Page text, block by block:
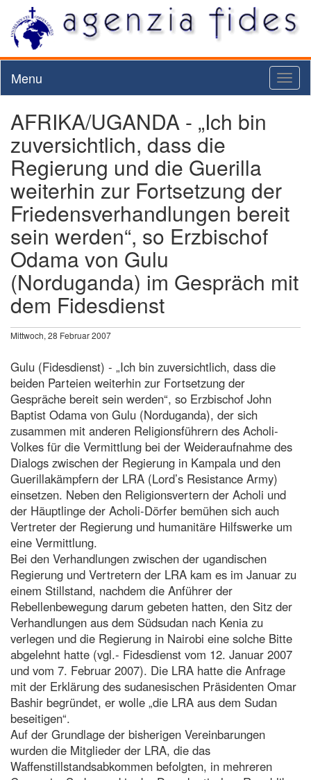
Menu
AFRIKA/UGANDA - „Ich bin
zuversichtlich, dass die
Regierung und die Guerilla
weiterhin zur Fortsetzung der
Friedensverhandlungen bereit
sein werden“, so Erzbischof
Odama von Gulu
(Norduganda) im Gespräch mit
dem Fidesdienst
Mittwoch, 28 Februar 2007
Gulu (Fidesdienst) - „Ich bin zuversichtlich, dass die
beiden Parteien weiterhin zur Fortsetzung der
Gespräche bereit sein werden“, so Erzbischof John
Baptist Odama von Gulu (Norduganda), der sich
zusammen mit anderen Religionsführern des Acholi-
Volkes für die Vermittlung bei der Weideraufnahme des
Dialogs zwischen der Regierung in Kampala und den
Guerillakämpfern der LRA (Lord’s Resistance Army)
einsetzen. Neben den Religionsvertern der Acholi und
der Häuptlinge der Acholi-Dörfer bemühen sich auch
Vertreter der Regierung und humanitäre Hilfswerke um
eine Vermittlung.
Bei den Verhandlungen zwischen der ugandischen
Regierung und Vertretern der LRA kam es im Januar zu
einem Stillstand, nachdem die Anführer der
Rebellenbewegung darum gebeten hatten, den Sitz der
Verhandlungen aus dem Südsudan nach Kenia zu
verlegen und die Regierung in Nairobi eine solche Bitte
abgelehnt hatte (vgl.- Fidesdienst vom 12. Januar 2007
und vom 7. Februar 2007). Die LRA hatte die Anfrage
mit der Erklärung des sudanesischen Präsidenten Omar
Bashir begründet, er wolle „die LRA aus dem Sudan
beseitigen“.
Auf der Grundlage der bisherigen Vereinbarungen
wurden die Mitglieder der LRA, die das
Waffenstillstandsabkommen befolgten, in mehreren